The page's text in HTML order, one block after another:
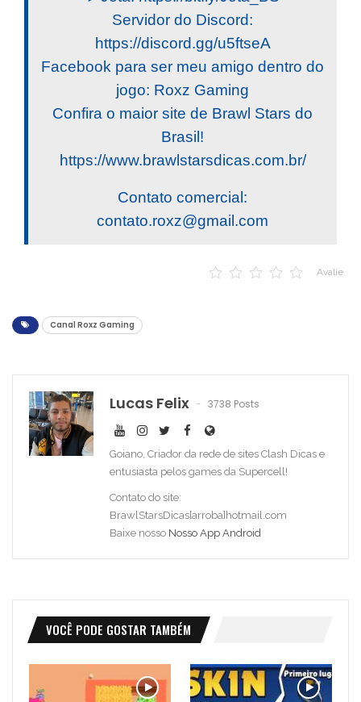
Servidor do Discord:
https://discord.gg/u5ftseA
Facebook para ser meu amigo dentro do
jogo: Roxz Gaming
Confira o maior site de Brawl Stars do
Brasil!
https://www.brawlstarsdicas.com.br/
Contato comercial:
contato.roxz@gmail.com
Avalie
Canal Roxz Gaming
Lucas Felix 3738 Posts
Goiano, Criador da rede de sites Clash Dicas e
entusiasta pelos games da Supercell!
Contato do site:
BrawlStarsDicas[arroba]hotmail.com
Baixe nosso Nosso App Android
VOCÊ PODE GOSTAR TAMBÉM